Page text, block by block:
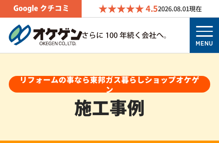
4.52026.08.01現在
MENU
リフォームの事なら東邦ガス暮らしショップオケゲ
ン
施工事例